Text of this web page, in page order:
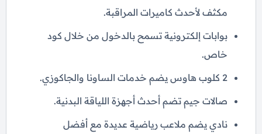
مكثف لأحدث كاميرات المراقبة.
بوابات إلكترونية تسمح بالدخول من خلال كود
خاص.
2 كلوب هاوس يضم خدمات الساونا والجاكوزي.
صالات جيم تضم أحدث أجهزة اللياقة البدنية.
نادي يضم ملاعب رياضية عديدة مع أفضل